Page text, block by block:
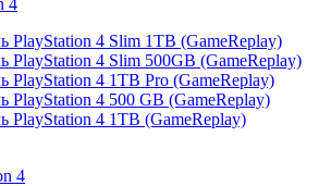
4
PlayStation 4 Slim 1TB (GameReplay)
PlayStation 4 Slim 500GB (GameReplay)
PlayStation 4 1TB Pro (GameReplay)
PlayStation 4 500 GB (GameReplay)
PlayStation 4 1TB (GameReplay)
4